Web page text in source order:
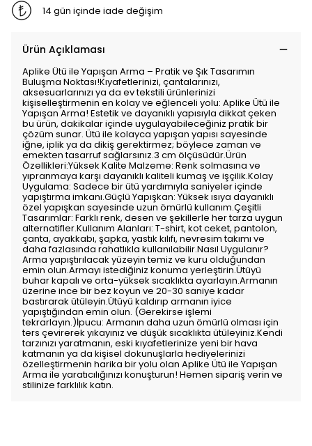
14 gün içinde iade değişim
Ürün Açıklaması
Aplike Ütü ile Yapışan Arma – Pratik ve Şık Tasarımın
Buluşma Noktası!Kıyafetlerinizi, çantalarınızı,
aksesuarlarınızı ya da ev tekstili ürünlerinizi
kişiselleştirmenin en kolay ve eğlenceli yolu: Aplike Ütü ile
Yapışan Arma! Estetik ve dayanıklı yapısıyla dikkat çeken
bu ürün, dakikalar içinde uygulayabileceğiniz pratik bir
çözüm sunar. Ütü ile kolayca yapışan yapısı sayesinde
iğne, iplik ya da dikiş gerektirmez; böylece zaman ve
emekten tasarruf sağlarsınız.3 cm ölçüsüdür.Ürün
Özellikleri:Yüksek Kalite Malzeme: Renk solmasına ve
yıpranmaya karşı dayanıklı kaliteli kumaş ve işçilik.Kolay
Uygulama: Sadece bir ütü yardımıyla saniyeler içinde
yapıştırma imkanı.Güçlü Yapışkan: Yüksek ısıya dayanıklı
özel yapışkan sayesinde uzun ömürlü kullanım.Çeşitli
Tasarımlar: Farklı renk, desen ve şekillerle her tarza uygun
alternatifler.Kullanım Alanları: T-shirt, kot ceket, pantolon,
çanta, ayakkabı, şapka, yastık kılıfı, nevresim takımı ve
daha fazlasında rahatlıkla kullanılabilir.Nasıl Uygulanır?
Arma yapıştırılacak yüzeyin temiz ve kuru olduğundan
emin olun.Armayı istediğiniz konuma yerleştirin.Ütüyü
buhar kapalı ve orta-yüksek sıcaklıkta ayarlayın.Armanın
üzerine ince bir bez koyun ve 20-30 saniye kadar
bastırarak ütüleyin.Ütüyü kaldırıp armanın iyice
yapıştığından emin olun. (Gerekirse işlemi
tekrarlayın.)İpucu: Armanın daha uzun ömürlü olması için
ters çevirerek yıkayınız ve düşük sıcaklıkta ütüleyiniz.Kendi
tarzınızı yaratmanın, eski kıyafetlerinize yeni bir hava
katmanın ya da kişisel dokunuşlarla hediyelerinizi
özelleştirmenin harika bir yolu olan Aplike Ütü ile Yapışan
Arma ile yaratıcılığınızı konuşturun! Hemen sipariş verin ve
stilinize farklılık katın.